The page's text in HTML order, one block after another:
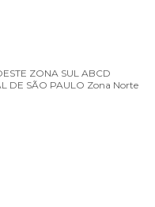
ZONA SUL ABCD
DE SÃO PAULO Zona Norte